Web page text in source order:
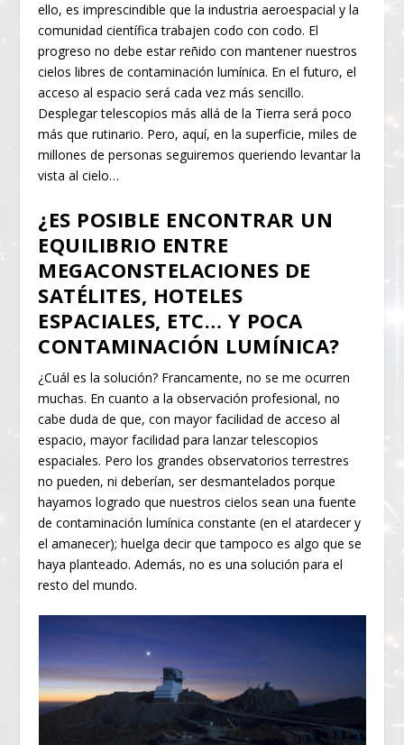
ello, es imprescindible que la industria aeroespacial y la
comunidad científica trabajen codo con codo. El
progreso no debe estar reñido con mantener nuestros
cielos libres de contaminación lumínica. En el futuro, el
acceso al espacio será cada vez más sencillo.
Desplegar telescopios más allá de la Tierra será poco
más que rutinario. Pero, aquí, en la superficie, miles de
millones de personas seguiremos queriendo levantar la
vista al cielo…
¿ES POSIBLE ENCONTRAR UN
EQUILIBRIO ENTRE
MEGACONSTELACIONES DE
SATÉLITES, HOTELES
ESPACIALES, ETC… Y POCA
CONTAMINACIÓN LUMÍNICA?
¿Cuál es la solución? Francamente, no se me ocurren
muchas. En cuanto a la observación profesional, no
cabe duda de que, con mayor facilidad de acceso al
espacio, mayor facilidad para lanzar telescopios
espaciales. Pero los grandes observatorios terrestres
no pueden, ni deberían, ser desmantelados porque
hayamos logrado que nuestros cielos sean una fuente
de contaminación lumínica constante (en el atardecer y
el amanecer); huelga decir que tampoco es algo que se
haya planteado. Además, no es una solución para el
resto del mundo.